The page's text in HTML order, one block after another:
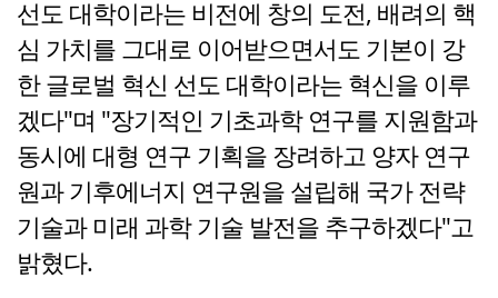
선도 대학이라는 비전에 창의 도전, 배려의 핵
심 가치를 그대로 이어받으면서도 기본이 강
한 글로벌 혁신 선도 대학이라는 혁신을 이루
겠다"며 "장기적인 기초과학 연구를 지원함과
동시에 대형 연구 기획을 장려하고 양자 연구
원과 기후에너지 연구원을 설립해 국가 전략
기술과 미래 과학 기술 발전을 추구하겠다"고
밝혔다.